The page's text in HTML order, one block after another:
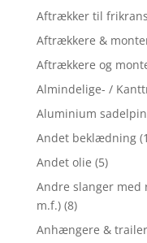
Aftrækker til
Aftrækkere &
Aftrækkere og
Almindelige- /
Aluminium
Andet beklædning
Andet olie (5)
Andre slanger med
m.f.) (8)
Anhængere &